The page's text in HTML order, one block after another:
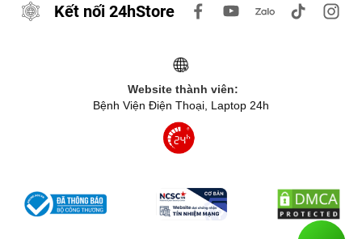
Tính năng bảo vệ bền bỉ
và độ bảo vệ hoàn hảo cho iPhone. Với ốp lưng Mipow
bạn sẽ không phải chịu đựng sự phiền phức mà tình
trạng chống bám mồ hôi và dấu vân tay gây ra. Nhờ đó,
chủ nhân của iPhone 12 Pro Max sẽ cầm nắm chiếc điện
thoại đắt giá một cách dễ dàng hơn.
Kết nối 24hStore
Website thành viên:
Bệnh Viện Điện Thoại, Laptop 24h